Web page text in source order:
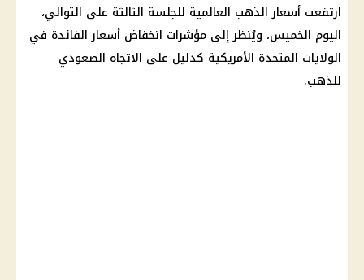
ارتفعت أسعار الذهب العالمية للجلسة الثالثة على التوالي،
اليوم الخميس، ويُنظر إلى مؤشرات انخفاض أسعار الفائدة في
الولايات المتحدة الأمريكية كدليل على الاتجاه الصعودي
للذهب.